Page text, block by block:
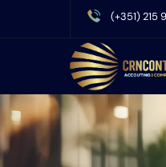
(+351) 215